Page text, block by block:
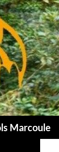
Marcoule